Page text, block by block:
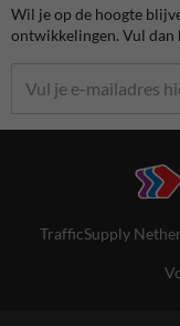
Wil je op de hoogte
ontwikkelingen. Vul dan
TrafficSupply